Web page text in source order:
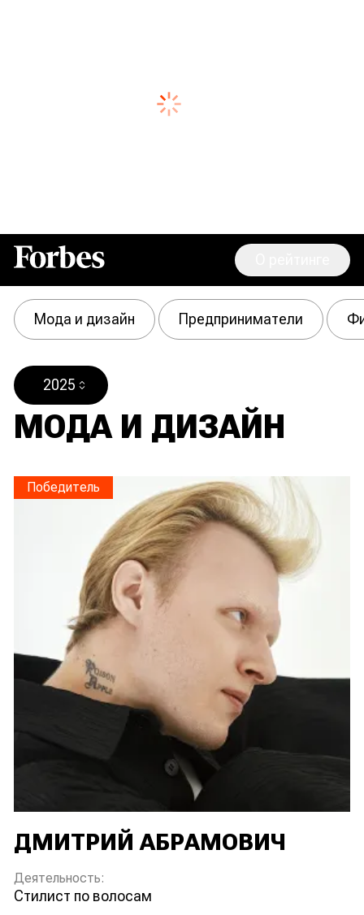
Мода и дизайн Предприниматели
МОДА И ДИЗАЙН
Победитель
ДМИТРИЙ АБРАМОВИЧ
Деятельность:
стилист по волосам
2025